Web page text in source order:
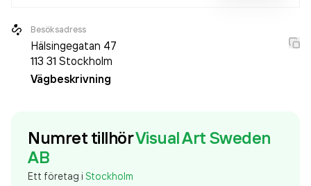
Besöksadress
Hälsingegatan 47
113 31 Stockholm
Vägbeskrivning
Numret tillhörVisual Art Sweden
AB
Ett företag i Stockholm